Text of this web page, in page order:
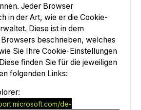
Jeder Browser
in der Art, wie er die Cookie-
Diese ist in dem
beschrieben, welches
Sie Ihre Cookie-Einstellungen
finden Sie für die jeweiligen
folgenden Links:
de-